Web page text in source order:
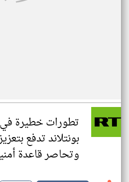
تطورات خطيرة
بونتلاند تدفع
وتحاصر قاعدة